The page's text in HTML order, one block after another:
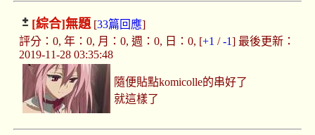
[綜合]無題[33篇回應]
評分：0, 年：0, 月：0, 週：0, 日：0, [+1 /-1] 最後更新：
2019-11-28 03:35:48
隨便貼點komicolle的串好了
就這樣了